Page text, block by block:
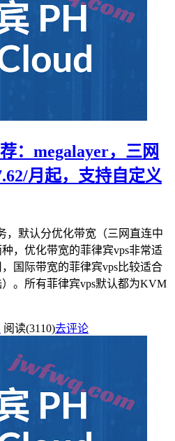
：megalayer，三网
月起，支持自定义
，默认分优化带宽（三网直连中
，优化带宽的菲律宾vps非常适
国际带宽的菲律宾vps比较适合
。所有菲律宾vps默认都为KVM
阅读(3110)去评论